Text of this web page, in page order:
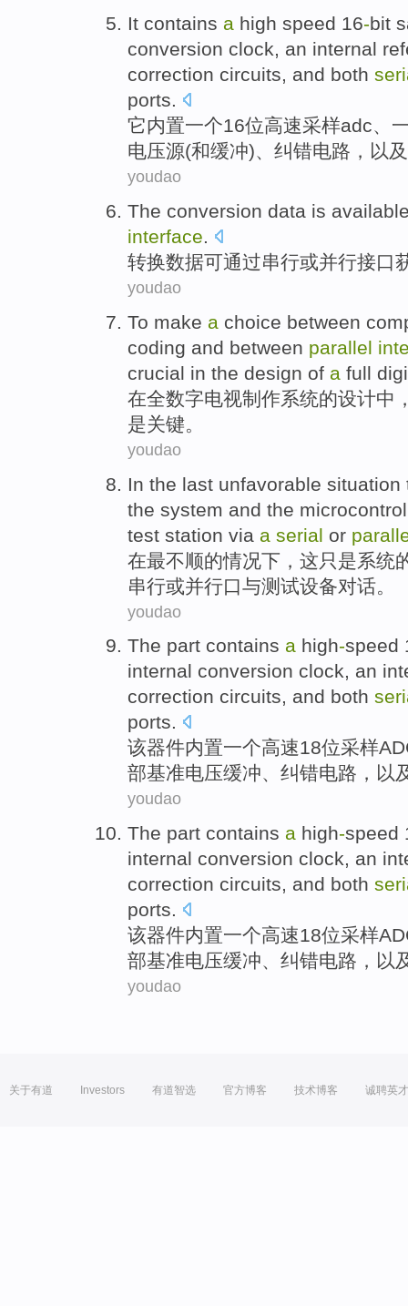
It contains a high speed 16-bit
conversion clock, an internal
correction circuits, and both
ports.
它内置一个16位高速采样adc、
电压源(和缓冲)、 纠错电路 ， 以及
youdao
The conversion data is
interface.
转换数据可通过串行或并行接口
youdao
To make a choice between
coding and between parallel
crucial in the design of a full
在全数字电视制作系统的设计中
是关键。
youdao
In the last unfavorable situation
the system and the
test station via a serial or
在最不顺的情况下 ， 这 只是系统
串行或并行口与测试设备对话。
youdao
The part contains a high-speed
internal conversion clock, an
correction circuits, and both
ports.
该器件内置一个高速18位采样
部基准电压缓冲、 纠错电路 ， 以
youdao
The part contains a high-speed
internal conversion clock, an
correction circuits, and both
ports.
该器件内置一个高速18位采样
部基准电压缓冲、 纠错电路 ， 以
youdao
关于有道 Investors 有道智选 官方博客 技术博客 诚聘英才